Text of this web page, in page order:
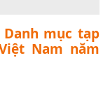
Danh mục tạp
Nam năm